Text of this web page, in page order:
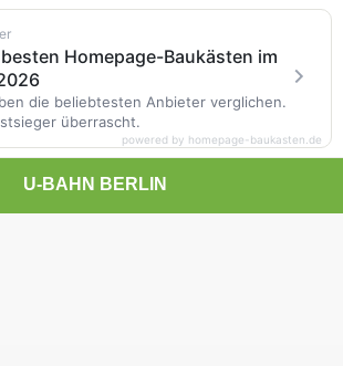
U-BAHN BERLIN
besten Homepage-Baukästen im
die beliebtesten Anbieter verglichen.
überrascht.
powered by homepage-baukasten.de